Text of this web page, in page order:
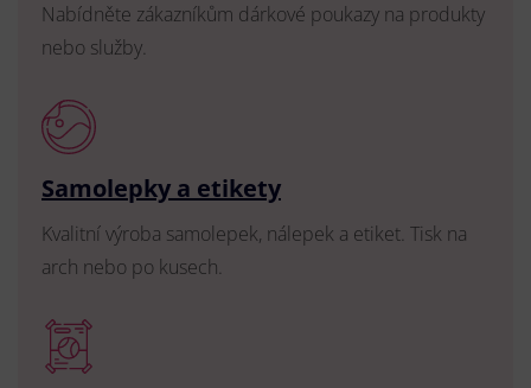
Nabídněte zákazníkům dárkové poukazy na produkty
nebo služby.
Samolepky a etikety
Kvalitní výroba samolepek, nálepek a etiket. Tisk na
arch nebo po kusech.